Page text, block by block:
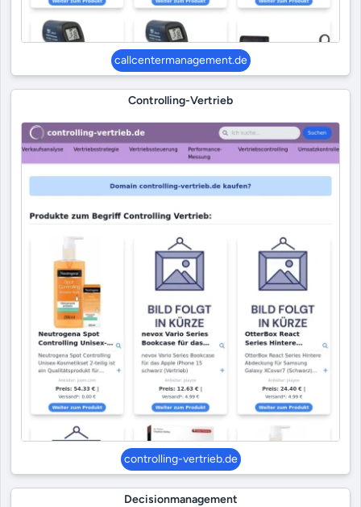
callcentermanagement.de
Controlling-Vertrieb
controlling-vertrieb.de
Decisionmanagement